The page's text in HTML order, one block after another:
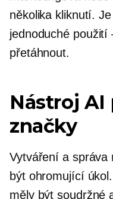
několika kliknutí.
jednoduché
přetáhnout.
Nástroj AI
značky
Vytváření a správa
být ohromující
měly být soudržné